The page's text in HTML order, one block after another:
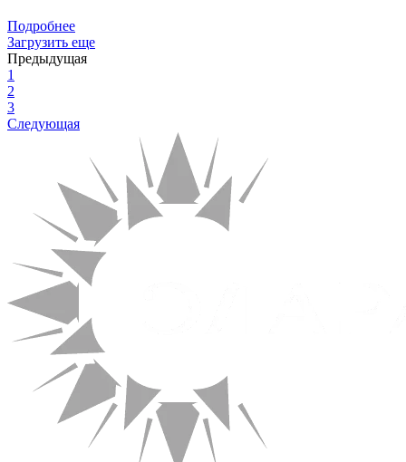
Подробнее
Загрузить еще
Предыдущая
1
2
3
Следующая